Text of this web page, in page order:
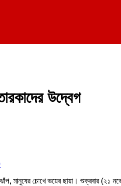
উদ্বেগ
মানুষের চোখে ভয়ের ছায়া। শুক্রবার (২১